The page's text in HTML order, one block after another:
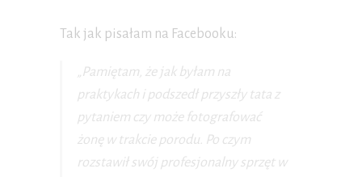
Tak jak pisałam na Facebooku:
„Pamiętam, że jak byłam na
praktykach i podszedł przyszły tata z
pytaniem czy może fotografować
żonę w trakcie porodu. Po czym
rozstawił swój profesjonalny sprzęt w